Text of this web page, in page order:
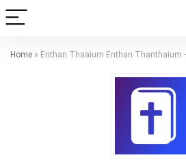
Home » Enthan Thaaium Enthan